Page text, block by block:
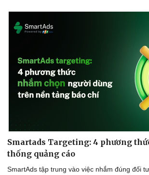
Smartads Targeting: 4 phương
thống quảng cáo
SmartAds tập trung vào việc nhắm đúng đối